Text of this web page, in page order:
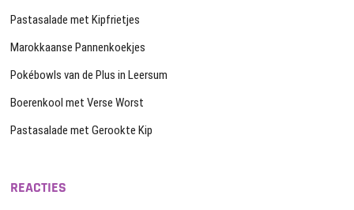
Pastasalade met Kipfrietjes
Marokkaanse Pannenkoekjes
Pokébowls van de Plus in Leersum
Boerenkool met Verse Worst
Pastasalade met Gerookte Kip
REACTIES